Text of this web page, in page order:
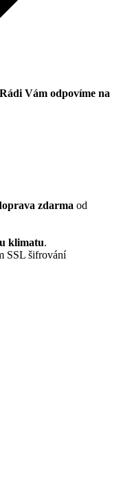
Vám odpovíme na
zdarma od
klimatu.
SSL šifrování